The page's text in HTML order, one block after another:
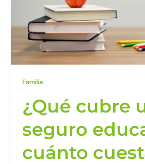
Familia
¿Qué cubre
seguro
cuánto
cuesta?